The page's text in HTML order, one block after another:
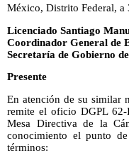
México, Distrito Federal, a
Licenciado Santiago
Coordinador General de
Secretaría de Gobierno
Presente
En atención de su similar
remite el oficio DGPL
Mesa Directiva de la
conocimiento el punto
términos: